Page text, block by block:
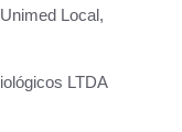
Unimed Local,
LTDA